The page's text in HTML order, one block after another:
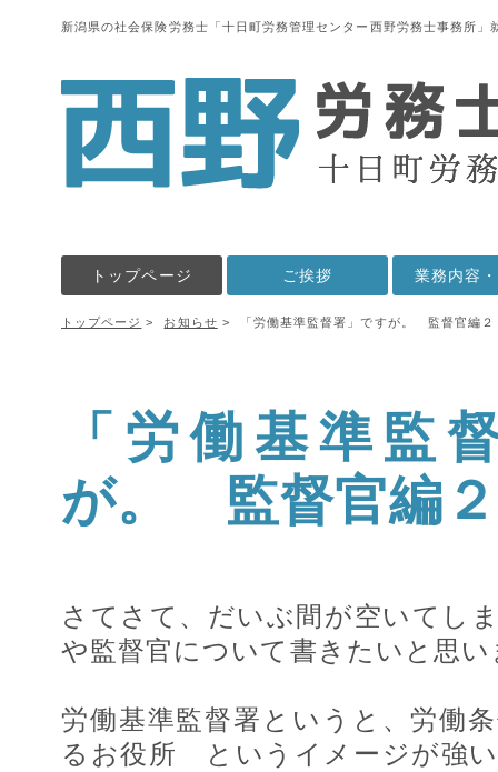
新潟県の社会保険労務士「十日町労務管理センター西野労務士事務所
トップページ ご挨拶 業務内容
トップページ お知らせ 「労働基準監督署」ですが。 監督官編２
「労働基準監
が。 監督官編２
さてさて、だいぶ間が空いてし
や監督官について書きたいと思い
労働基準監督署というと、労働
るお役所 というイメージが強